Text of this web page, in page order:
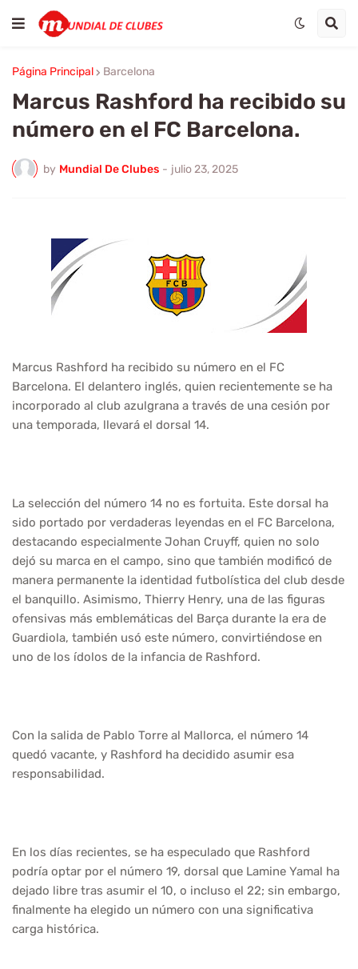
Página Principal Barcelona
Marcus Rashford ha recibido su
número en el FC Barcelona.
by Mundial De Clubes - julio 23, 2025
Marcus Rashford ha recibido su número en el FC
Barcelona. El delantero inglés, quien recientemente se ha
incorporado al club azulgrana a través de una cesión por
una temporada, llevará el dorsal 14.
La selección del número 14 no es fortuita. Este dorsal ha
sido portado por verdaderas leyendas en el FC Barcelona,
destacando especialmente Johan Cruyff, quien no solo
dejó su marca en el campo, sino que también modificó de
manera permanente la identidad futbolística del club desde
el banquillo. Asimismo, Thierry Henry, una de las figuras
ofensivas más emblemáticas del Barça durante la era de
Guardiola, también usó este número, convirtiéndose en
uno de los ídolos de la infancia de Rashford.
Con la salida de Pablo Torre al Mallorca, el número 14
quedó vacante, y Rashford ha decidido asumir esa
responsabilidad.
En los días recientes, se ha especulado que Rashford
podría optar por el número 19, dorsal que Lamine Yamal ha
dejado libre tras asumir el 10, o incluso el 22; sin embargo,
finalmente ha elegido un número con una significativa
carga histórica.